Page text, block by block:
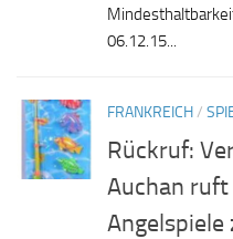
06.12.15...
FRANKREICH/
Rückruf:
Auchan
Angelspiele